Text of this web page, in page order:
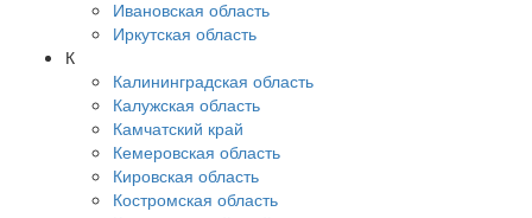
Ивановская область
Иркутская область
К
Калининградская область
Калужская область
Камчатский край
Кемеровская область
Кировская область
Костромская область